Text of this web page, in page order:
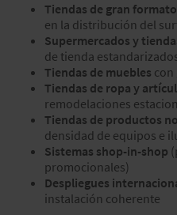
Tiendas de gran
en la distribución del
Supermercados y
de tienda
Tiendas de muebles con
Tiendas de ropa y
remodelaciones
Tiendas de productos
densidad de equipos e
Sistemas shop-in-shop
promocionales)
Despliegues
instalación coherente